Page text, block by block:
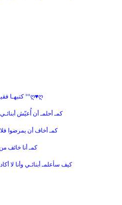
ღ♥ღ°° كتبهـا فقير °°ღ♥ღ
كمـ أحلمـ أن أُعيّش
كمـ أخاف أن يمرضوا فلا
كمـ أنا خائف من
كيف سأعلمـ أبنائـي وأنا لا